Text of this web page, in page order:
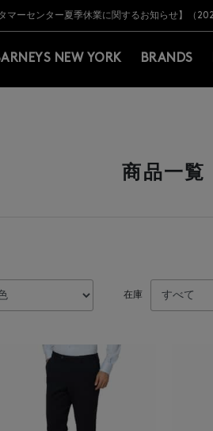
様は11,000円（税込）以上のお買上げで常時送
伴う出荷一時停止のお知らせ】(2026.8.7)
マーセンター夏季休業に関するお知らせ】（
品・交換承り一時停止のお知らせ】（2026.8.5
た地震の影響によるお荷物のお届けについて
】SUMMER SALEのご案内・ご注意事項
様は11,000円（税込）以上のお買上げで常時送
伴う出荷一時停止のお知らせ】(2026.8.7)
NEW YORK BRANDS
商品一覧
在庫